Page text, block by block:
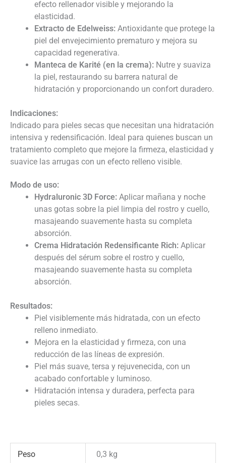
efecto rellenador visible y mejorando la
elasticidad.
Extracto de Edelweiss: Antioxidante que protege la
piel del envejecimiento prematuro y mejora su
capacidad regenerativa.
Manteca de Karité (en la crema): Nutre y suaviza
la piel, restaurando su barrera natural de
hidratación y proporcionando un confort duradero.
Indicaciones:
Indicado para pieles secas que necesitan una hidratación
intensiva y redensificación. Ideal para quienes buscan un
tratamiento completo que mejore la firmeza, elasticidad y
suavice las arrugas con un efecto relleno visible.
Modo de uso:
Hydraluronic 3D Force: Aplicar mañana y noche
unas gotas sobre la piel limpia del rostro y cuello,
masajeando suavemente hasta su completa
absorción.
Crema Hidratación Redensificante Rich: Aplicar
después del sérum sobre el rostro y cuello,
masajeando suavemente hasta su completa
absorción.
Resultados:
Piel visiblemente más hidratada, con un efecto
relleno inmediato.
Mejora en la elasticidad y firmeza, con una
reducción de las líneas de expresión.
Piel más suave, tersa y rejuvenecida, con un
acabado confortable y luminoso.
Hidratación intensa y duradera, perfecta para
pieles secas.
Peso 0,3 kg